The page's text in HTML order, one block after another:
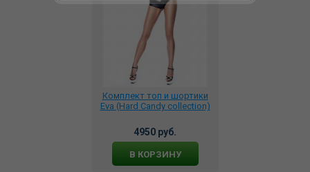
Комплект топ и шортики
Eva (Hard Candy collection)
4950 руб.
В КОРЗИНУ